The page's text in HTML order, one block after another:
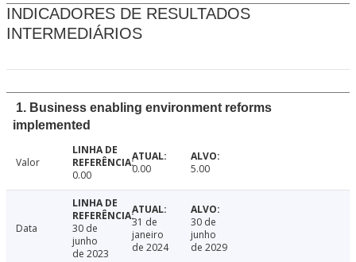
INDICADORES DE RESULTADOS
INTERMEDIÁRIOS
1. Business enabling environment reforms
implemented
Valor
0.00
0.00 5.00
Data
30 de
junho
de 2023
31 de
janeiro
de 2024
30 de
junho
de 2029